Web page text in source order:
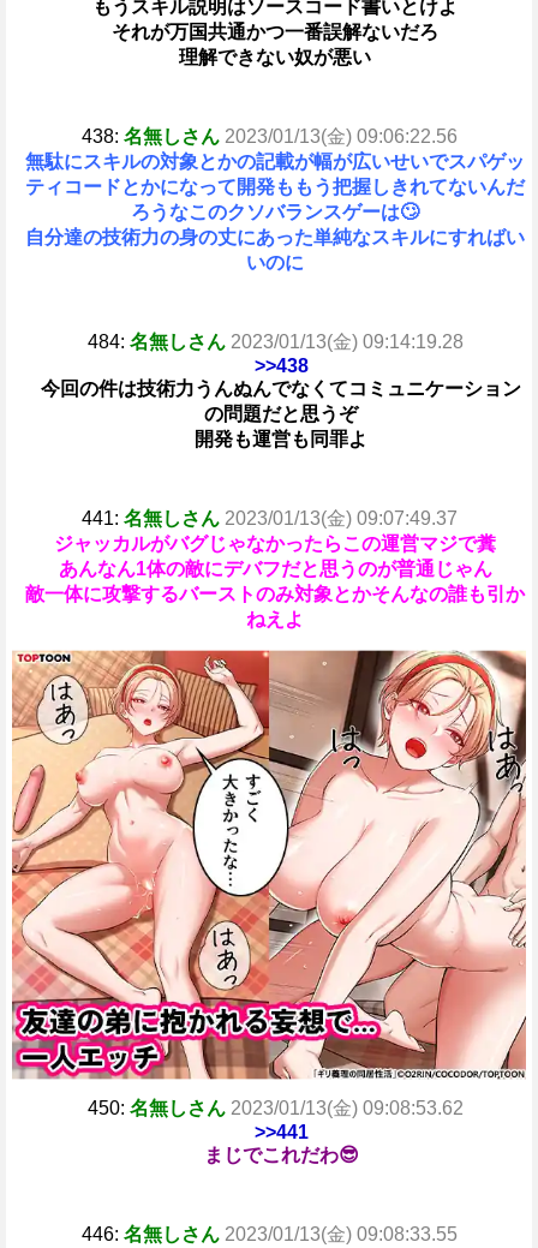
もうスキル説明はソースコード書いとけよ
それが万国共通かつ一番誤解ないだろ
理解できない奴が悪い
438: 名無しさん 2023/01/13(金) 09:06:22.56
無駄にスキルの対象とかの記載が幅が広いせいでスパゲッ
ティコードとかになって開発ももう把握しきれてないんだ
ろうなこのクソバランスゲーは🙄
自分達の技術力の身の丈にあった単純なスキルにすればい
いのに
484: 名無しさん 2023/01/13(金) 09:14:19.28
>>438
今回の件は技術力うんぬんでなくてコミュニケーション
の問題だと思うぞ
開発も運営も同罪よ
441: 名無しさん 2023/01/13(金) 09:07:49.37
ジャッカルがバグじゃなかったらこの運営マジで糞
あんなん1体の敵にデバフだと思うのが普通じゃん
敵一体に攻撃するバーストのみ対象とかそんなの誰も引か
ねえよ
450: 名無しさん 2023/01/13(金) 09:08:53.62
>>441
まじでこれだわ😎
446: 名無しさん 2023/01/13(金) 09:08:33.55